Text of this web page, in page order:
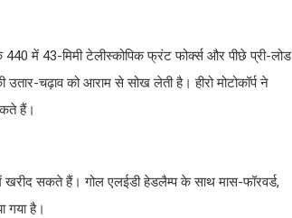
में 43-मिमी टेलीस्कोपिक फ्रंट फोर्क्स और पीछे प्री-लोड
चढ़ाव को आराम से सोख लेती है। हीरो मोटोकॉर्प ने
हैं।
सकते हैं। गोल एलईडी हेडलैम्प के साथ मास-फॉरवर्ड,
गया है।